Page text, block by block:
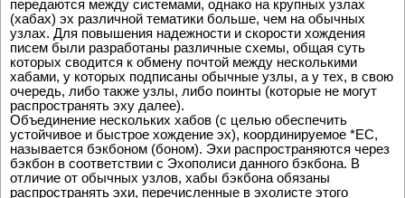
передаются между системами, однако на крупных узлах
(хабах) эх различной тематики больше, чем на обычных
узлах. Для повышения надежности и скорости хождения
писем были разработаны различные схемы, общая суть
которых сводится к обмену почтой между несколькими
хабами, у которых подписаны обычные узлы, а у тех, в свою
очередь, либо также узлы, либо поинты (которые не могут
распространять эху далее).
Объединение нескольких хабов (с целью обеспечить
устойчивое и быстрое хождение эх), координируемое *EC,
называется бэкбоном (боном). Эхи распространяются через
бэкбон в соответствии с Эхополиси данного бэкбона. В
отличие от обычных узлов, хабы бэкбона обязаны
распространять эхи, перечисленные в эхолисте этого